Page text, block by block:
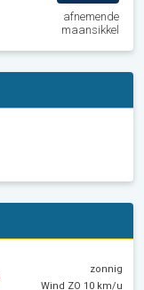
afnemende
maansikkel
zonnig
Wind ZO 10 km/u